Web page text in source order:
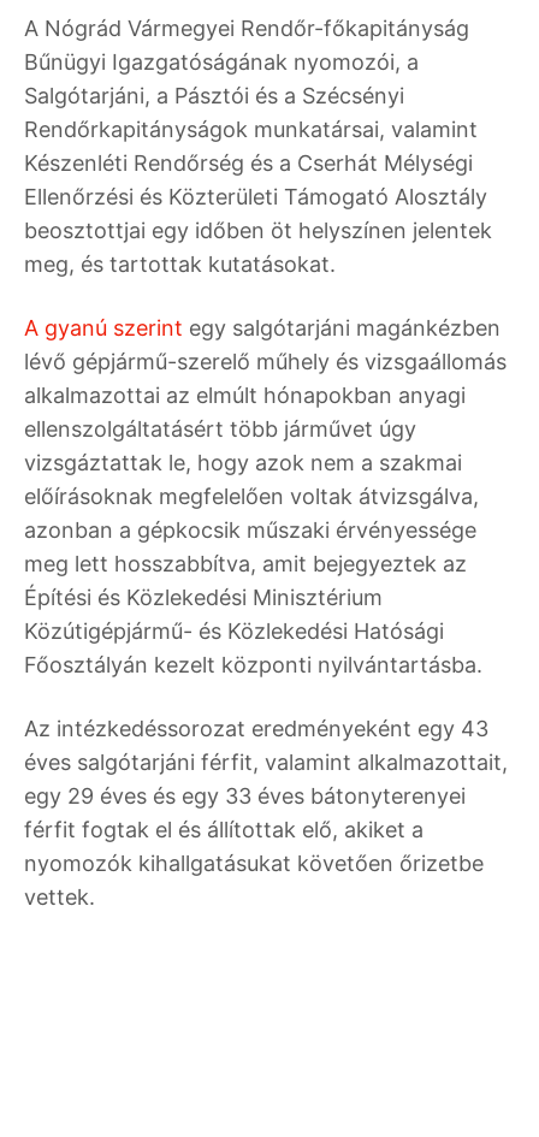
A Nógrád Vármegyei Rendőr-főkapitányság
Bűnügyi Igazgatóságának nyomozói, a
Salgótarjáni, a Pásztói és a Szécsényi
Rendőrkapitányságok munkatársai, valamint
Készenléti Rendőrség és a Cserhát Mélységi
Ellenőrzési és Közterületi Támogató Alosztály
beosztottjai egy időben öt helyszínen jelentek
meg, és tartottak kutatásokat.
A gyanú szerint egy salgótarjáni magánkézben
lévő gépjármű-szerelő műhely és vizsgaállomás
alkalmazottai az elmúlt hónapokban anyagi
ellenszolgáltatásért több járművet úgy
vizsgáztattak le, hogy azok nem a szakmai
előírásoknak megfelelően voltak átvizsgálva,
azonban a gépkocsik műszaki érvényessége
meg lett hosszabbítva, amit bejegyeztek az
Építési és Közlekedési Minisztérium
Közútigépjármű- és Közlekedési Hatósági
Főosztályán kezelt központi nyilvántartásba.
Az intézkedéssorozat eredményeként egy 43
éves salgótarjáni férfit, valamint alkalmazottait,
egy 29 éves és egy 33 éves bátonyterenyei
férfit fogtak el és állítottak elő, akiket a
nyomozók kihallgatásukat követően őrizetbe
vettek.